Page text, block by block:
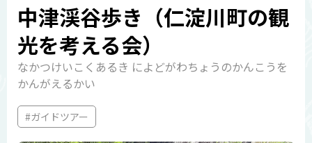
中津渓谷歩き（仁淀川町の観
光を考える会）
なかつけいこくあるき によどがわちょうのかんこうを
かんがえるかい
#ガイドツアー